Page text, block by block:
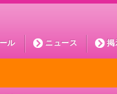
ル ニュース 掲